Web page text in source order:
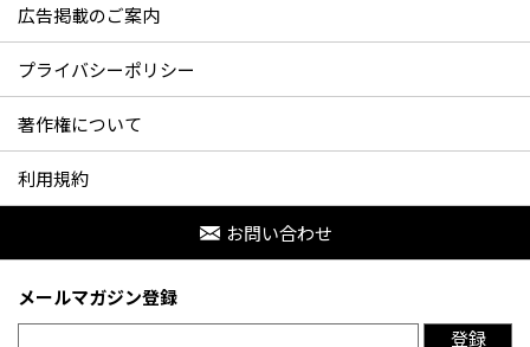
広告掲載のご案内
プライバシーポリシー
著作権について
利用規約
お問い合わせ
メールマガジン登録
登録